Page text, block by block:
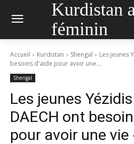
Kurdistan
féminin
Accueil Kurdistan Shengal
Les jeunes
besoins d'aide pour avoir une...
Shengal
Les jeunes
DAECH ont
pour avoir une vie